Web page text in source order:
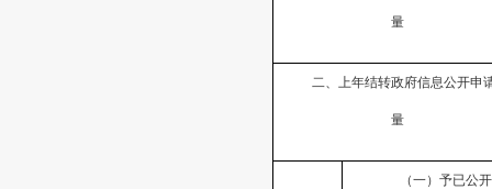
量
二、上年结转政府信息公开申
量
（一）予已公开